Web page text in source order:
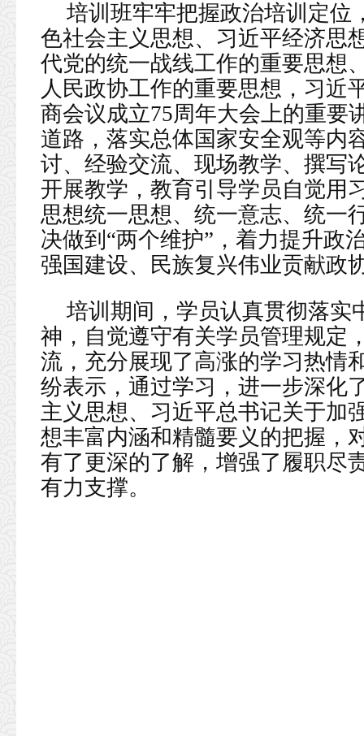
培训班牢牢把握政治培训定位
色社会主义思想、习近平经济思
代党的统一战线工作的重要思想
人民政协工作的重要思想，习近
商会议成立75周年大会上的重要
道路，落实总体国家安全观等内
讨、经验交流、现场教学、撰写
开展教学，教育引导学员自觉用
思想统一思想、统一意志、统一
决做到“两个维护”，着力提升政
强国建设、民族复兴伟业贡献政
培训期间，学员认真贯彻落实
神，自觉遵守有关学员管理规定
流，充分展现了高涨的学习热情
纷表示，通过学习，进一步深化
主义思想、习近平总书记关于加
想丰富内涵和精髓要义的把握，
有了更深的了解，增强了履职尽
有力支撑。